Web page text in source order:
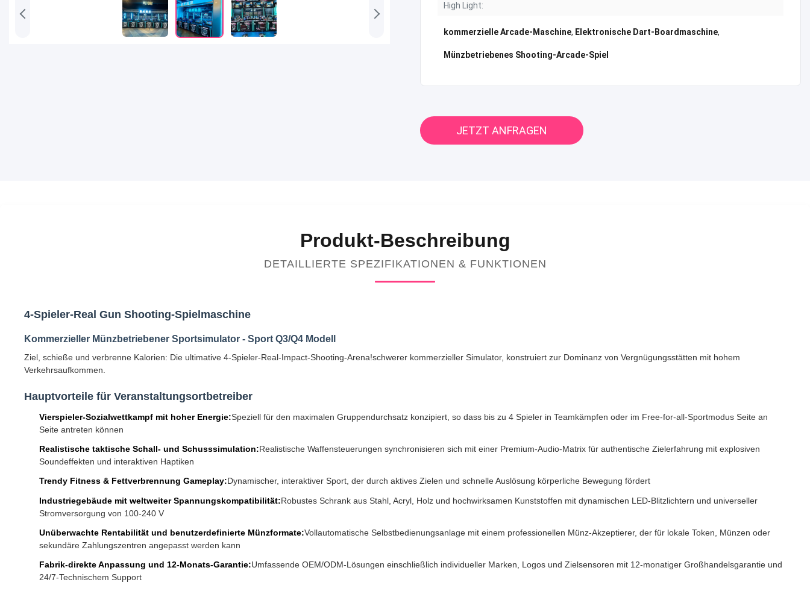
High Light:
kommerzielle Arcade-Maschine, Elektronische Dart-Boardmaschine,
Münzbetriebenes Shooting-Arcade-Spiel
JETZT ANFRAGEN
Produkt-Beschreibung
DETAILLIERTE SPEZIFIKATIONEN & FUNKTIONEN
4-Spieler-Real Gun Shooting-Spielmaschine
Kommerzieller Münzbetriebener Sportsimulator - Sport Q3/Q4 Modell
Ziel, schieße und verbrenne Kalorien: Die ultimative 4-Spieler-Real-Impact-Shooting-Arena!schwerer kommerzieller Simulator, konstruiert zur Dominanz von Vergnügungsstätten mit hohem
Verkehrsaufkommen.
Hauptvorteile für Veranstaltungsortbetreiber
Vierspieler-Sozialwettkampf mit hoher Energie:Speziell für den maximalen Gruppendurchsatz konzipiert, so dass bis zu 4 Spieler in Teamkämpfen oder im Free-for-all-Sportmodus Seite an
Seite antreten können
Realistische taktische Schall- und Schusssimulation:Realistische Waffensteuerungen synchronisieren sich mit einer Premium-Audio-Matrix für authentische Zielerfahrung mit explosiven
Soundeffekten und interaktiven Haptiken
Trendy Fitness & Fettverbrennung Gameplay:Dynamischer, interaktiver Sport, der durch aktives Zielen und schnelle Auslösung körperliche Bewegung fördert
Industriegebäude mit weltweiter Spannungskompatibilität:Robustes Schrank aus Stahl, Acryl, Holz und hochwirksamen Kunststoffen mit dynamischen LED-Blitzlichtern und universeller
Stromversorgung von 100-240 V
Unüberwachte Rentabilität und benutzerdefinierte Münzformate:Vollautomatische Selbstbedienungsanlage mit einem professionellen Münz-Akzeptierer, der für lokale Token, Münzen oder
sekundäre Zahlungszentren angepasst werden kann
Fabrik-direkte Anpassung und 12-Monats-Garantie:Umfassende OEM/ODM-Lösungen einschließlich individueller Marken, Logos und Zielsensoren mit 12-monatiger Großhandelsgarantie und
24/7-Technischem Support